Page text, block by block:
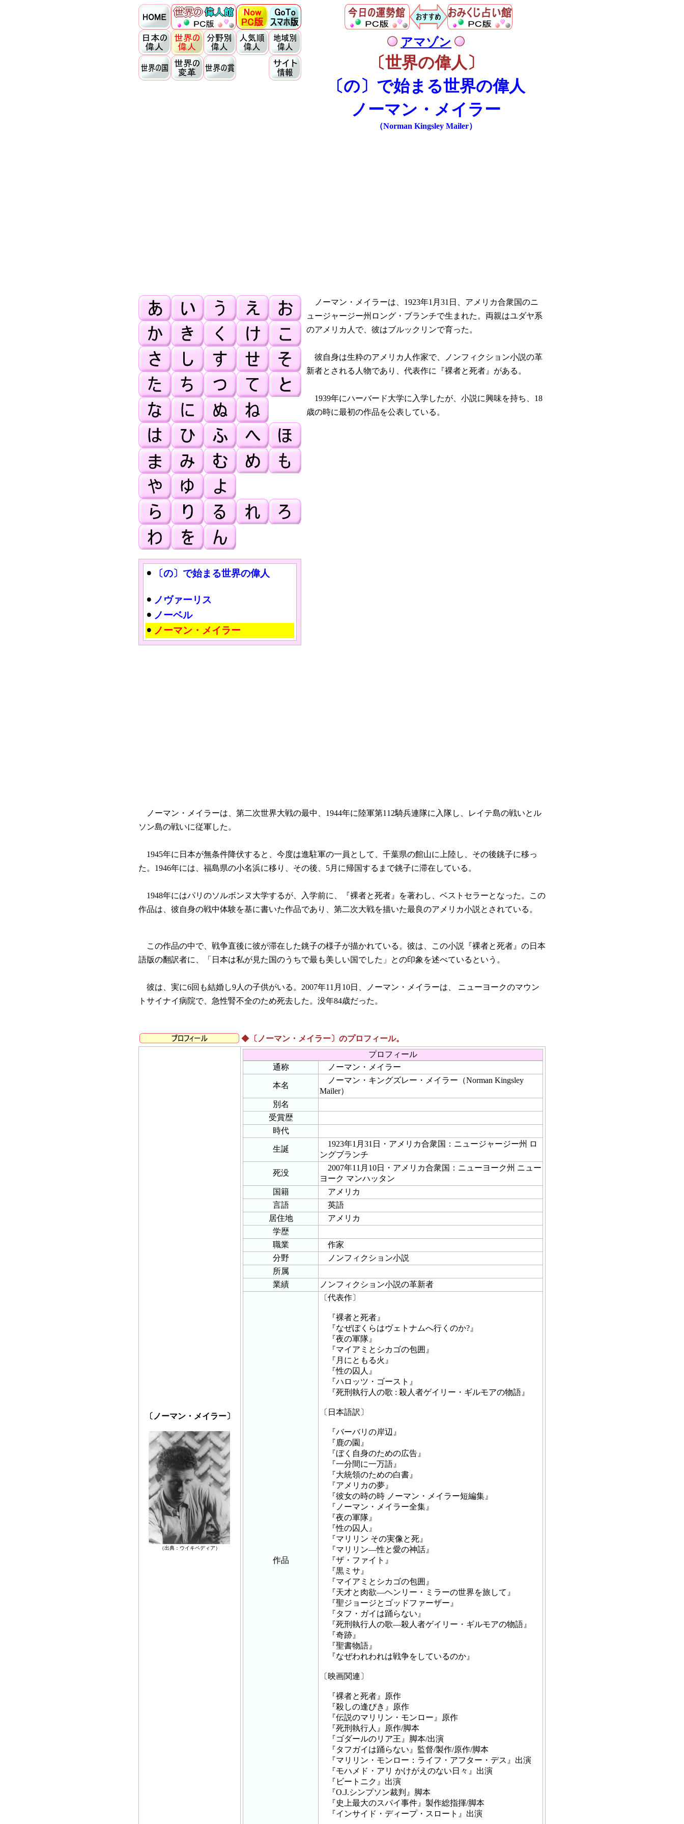
アマゾン
〔世界の偉人〕
〔の〕で始まる世界の偉人
ノーマン・メイラー
（Norman Kingsley Mailer）
ノーマン・メイラーは、1923年1月31日、アメリカ合衆国のニ
ュージャージー州ロング・ブランチで生まれた。両親はユダヤ系
のアメリカ人で、彼はブルックリンで育った。
彼自身は生粋のアメリカ人作家で、ノンフィクション小説の革
新者とされる人物であり、代表作に『裸者と死者』がある。
1939年にハーバード大学に入学したが、小説に興味を持ち、18
歳の時に最初の作品を公表している。
〔の〕で始まる世界の偉人
ノヴァーリス
ノーベル
ノーマン・メイラー
ノーマン・メイラーは、第二次世界大戦の最中、1944年に陸軍第112騎兵連隊に入隊し、レイテ島の戦いとル
ソン島の戦いに従軍した。
1945年に日本が無条件降伏すると、今度は進駐軍の一員として、千葉県の館山に上陸し、その後銚子に移っ
た。1946年には、福島県の小名浜に移り、その後、5月に帰国するまで銚子に滞在している。
1948年にはパリのソルボンヌ大学するが、入学前に、『裸者と死者』を著わし、ベストセラーとなった。この
作品は、彼自身の戦中体験を基に書いた作品であり、第二次大戦を描いた最良のアメリカ小説とされている。
この作品の中で、戦争直後に彼が滞在した銚子の様子が描かれている。彼は、この小説『裸者と死者』の日本
語版の翻訳者に、「日本は私が見た国のうちで最も美しい国でした」との印象を述べているという。
彼は、実に6回も結婚し9人の子供がいる。2007年11月10日、ノーマン・メイラーは、 ニューヨークのマウン
トサイナイ病院で、急性腎不全のため死去した。没年84歳だった。
◆ 〔ノーマン・メイラー〕のプロフィール。
〔ノーマン・メイラー〕
（出典：ウイキペディア）
プロフィール
通称
ノーマン・メイラー
本名
ノーマン・キングズレー・メイラー（Norman Kingsley
Mailer）
別名
受賞歴
時代
生誕
1923年1月31日・アメリカ合衆国：ニュージャージー州 ロ
ングブランチ
死没
2007年11月10日・アメリカ合衆国：ニューヨーク州 ニュー
ヨーク マンハッタン
国籍
アメリカ
言語
英語
居住地
アメリカ
学歴
職業
作家
分野
ノンフィクション小説
所属
業績
ノンフィクション小説の革新者
作品
〔代表作〕
『裸者と死者』
『なぜぼくらはヴェトナムへ行くのか?』
『夜の軍隊』
『マイアミとシカゴの包囲』
『月にともる火』
『性の囚人』
『ハロッツ・ゴースト』
『死刑執行人の歌 : 殺人者ゲイリー・ギルモアの物語』
〔日本語訳〕
『バーバリの岸辺』
『鹿の園』
『ぼく自身のための広告』
『一分間に一万語』
『大統領のための白書』
『アメリカの夢』
『彼女の時の時 ノーマン・メイラー短編集』
『ノーマン・メイラー全集』
『夜の軍隊』
『性の囚人』
『マリリン その実像と死』
『マリリン―性と愛の神話』
『ザ・ファイト』
『黒ミサ』
『マイアミとシカゴの包囲』
『天才と肉欲―ヘンリー・ミラーの世界を旅して』
『聖ジョージとゴッドファーザー』
『タフ・ガイは踊らない』
『死刑執行人の歌―殺人者ゲイリー・ギルモアの物語』
『奇跡』
『聖書物語』
『なぜわれわれは戦争をしているのか』
〔映画関連〕
『裸者と死者』原作
『殺しの逢びき』原作
『伝説のマリリン・モンロー』原作
『死刑執行人』原作/脚本
『ゴダールのリア王』脚本/出演
『タフガイは踊らない』監督/製作/原作/脚本
『マリリン・モンロー：ライフ・アフター・デス』出演
『モハメド・アリ かけがえのない日々』出演
『ビートニク』出演
『O.J.シンプソン裁判』脚本
『史上最大のスパイ事件』製作総指揮/脚本
『インサイド・ディープ・スロート』出演